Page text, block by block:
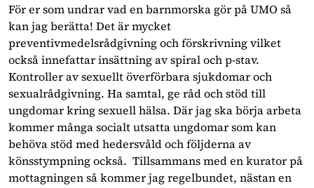
För er som undrar vad en barnmorska gör på UMO så
kan jag berätta! Det är mycket
preventivmedelsrådgivning och förskrivning vilket
också innefattar insättning av spiral och p-stav.
Kontroller av sexuellt överförbara sjukdomar och
sexualrådgivning. Ha samtal, ge råd och stöd till
ungdomar kring sexuell hälsa. Där jag ska börja arbeta
kommer många socialt utsatta ungdomar som kan
behöva stöd med hedersvåld och följderna av
könsstympning också. Tillsammans med en kurator på
mottagningen så kommer jag regelbundet, nästan en